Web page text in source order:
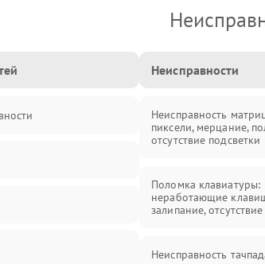
Неисправности
Неисправность
пиксели, мерцание,
отсутствие подсветки
Поломка клавиатуры:
неработающие
залипание,
Неисправность